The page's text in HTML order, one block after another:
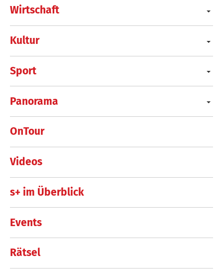
Wirtschaft
Kultur
Sport
Panorama
OnTour
Videos
s+ im Überblick
Events
Rätsel